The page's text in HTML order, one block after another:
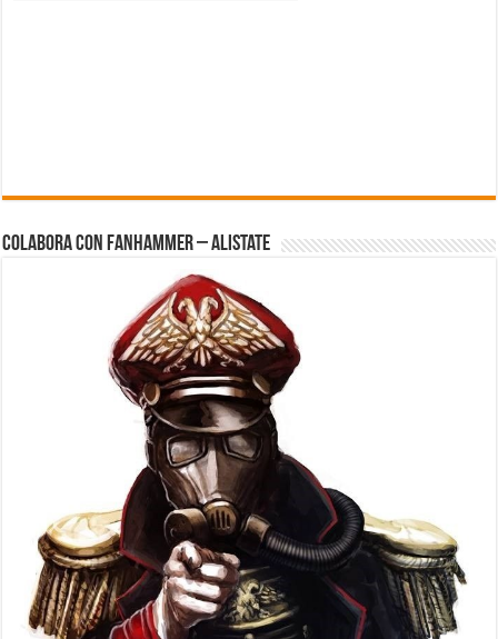
Colabora con FanHammer – Alistate